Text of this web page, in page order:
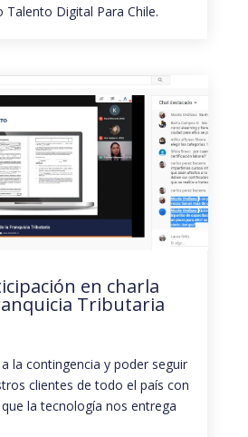
Talento Digital Para Chile.
en charla
Tributaria
la contingencia y poder seguir
clientes de todo el país con
la tecnología nos entrega